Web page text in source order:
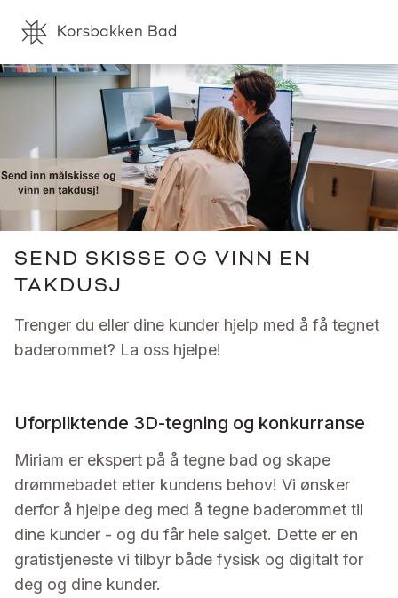
SEND SKISSE OG VINN EN
TAKDUSJ
Trenger du eller dine kunder hjelp med å få tegnet
baderommet? La oss hjelpe!
Uforpliktende 3D-tegning og konkurranse
Miriam er ekspert på å tegne bad og skape
drømmebadet etter kundens behov! Vi ønsker
derfor å hjelpe deg med å tegne baderommet til
dine kunder - og du får hele salget. Dette er en
gratistjeneste vi tilbyr både fysisk og digitalt for
deg og dine kunder.